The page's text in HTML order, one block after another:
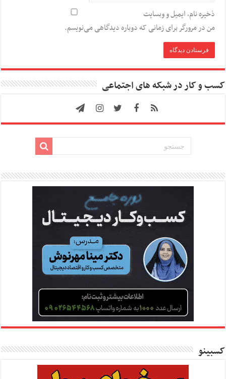
ذخیره نام، ایمیل و وبسایت
من در مرورگر برای زمانی که دوباره دیدگاهی می‌نویسم.
کسب و کار در شبکه های اجتماعی
کسبینو